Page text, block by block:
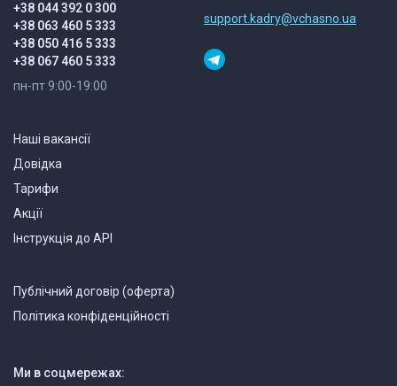
+38 044 392 0 300
+38 063 460 5 333
+38 050 416 5 333
+38 067 460 5 333
пн-пт 9:00-19:00
Наші вакансії
Довідка
Тарифи
Акції
Інструкція до API
Публічний договір (оферта)
Політика конфіденційності
support.kadry@vchasno.ua
Ми в соцмережах: